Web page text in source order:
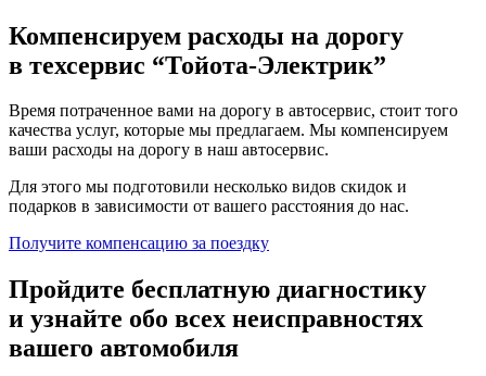
Компенсируем расходы на дорогу
в техсервис “Тойота-Электрик”
Время потраченное вами на дорогу в автосервис, стоит того
качества услуг, которые мы предлагаем. Мы компенсируем
ваши расходы на дорогу в наш автосервис.
Для этого мы подготовили несколько видов скидок и
подарков в зависимости от вашего расстояния до нас.
Получите компенсацию за поездку
Пройдите бесплатную диагностику
и узнайте обо всех неисправностях
вашего автомобиля